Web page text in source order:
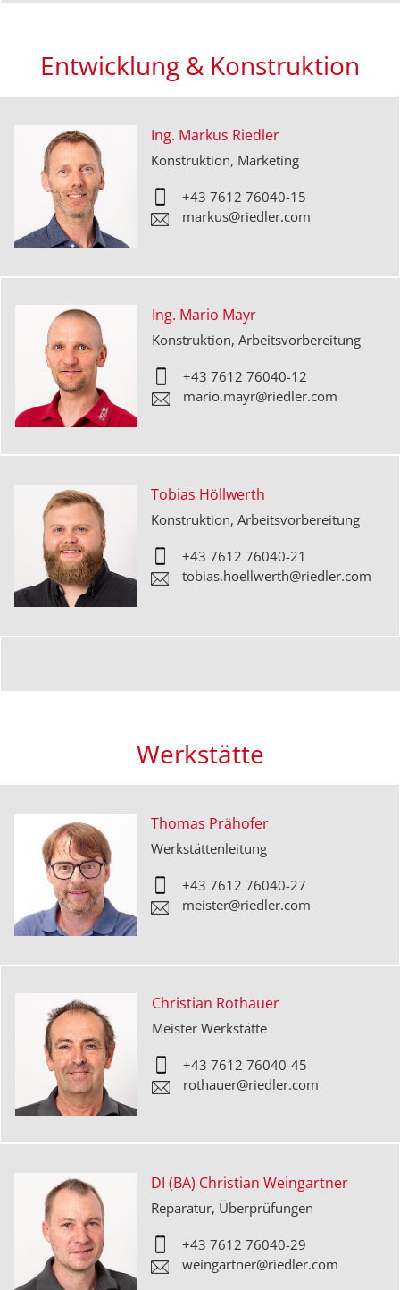
Entwicklung & Konstruktion
Ing. Markus Riedler
Konstruktion, Marketing
+43 7612 76040-15
markus@riedler.com
Ing. Mario Mayr
Konstruktion, Arbeitsvorbereitung
+43 7612 76040-12
mario.mayr@riedler.com
Tobias Höllwerth
Konstruktion, Arbeitsvorbereitung
+43 7612 76040-21
tobias.hoellwerth@riedler.com
Werkstätte
Thomas Prähofer
Werkstättenleitung
+43 7612 76040-27
meister@riedler.com
Christian Rothauer
Meister Werkstätte
+43 7612 76040-45
rothauer@riedler.com
DI (BA) Christian Weingartner
Reparatur, Überprüfungen
+43 7612 76040-29
weingartner@riedler.com